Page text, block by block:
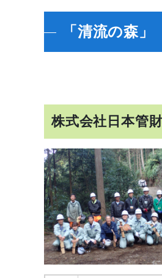
「清流の森
株式会社日本管